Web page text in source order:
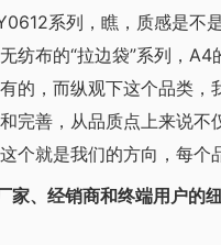
系列，瞧，质感是不
纺布的“拉边袋”系列，
的，而纵观下这个品类
完善，从品质点上来说
个就是我们的方向，每个
、经销商和终端用户的